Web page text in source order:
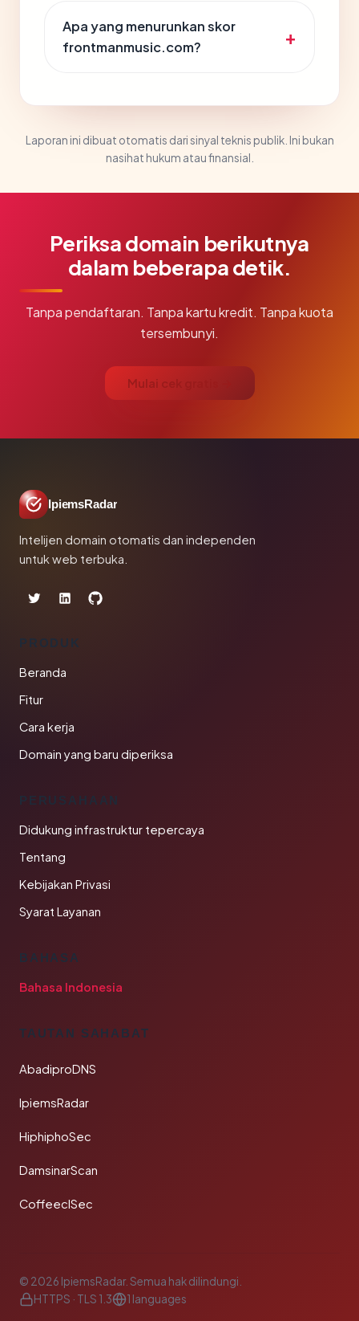
Apa yang menurunkan skor
frontmanmusic.com?
Laporan ini dibuat otomatis dari sinyal teknis publik. Ini bukan
nasihat hukum atau finansial.
Periksa domain berikutnya
dalam beberapa detik.
Tanpa pendaftaran. Tanpa kartu kredit. Tanpa kuota
tersembunyi.
Mulai cek gratis →
IpiemsRadar
Intelijen domain otomatis dan independen
untuk web terbuka.
PRODUK
Beranda
Fitur
Cara kerja
Domain yang baru diperiksa
PERUSAHAAN
Didukung infrastruktur tepercaya
Tentang
Kebijakan Privasi
Syarat Layanan
BAHASA
Bahasa Indonesia
TAUTAN SAHABAT
AbadiproDNS
IpiemsRadar
HiphiphoSec
DamsinarScan
CoffeeclSec
© 2026 IpiemsRadar. Semua hak dilindungi.
HTTPS · TLS 1.3
1 languages